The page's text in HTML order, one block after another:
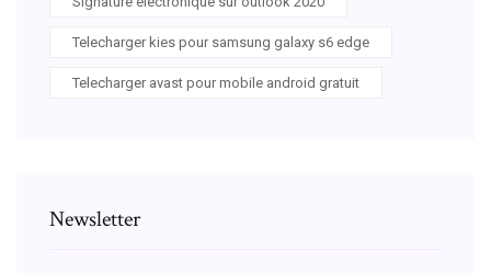
Telecharger kies pour samsung galaxy s6 edge
Telecharger avast pour mobile android gratuit
Newsletter